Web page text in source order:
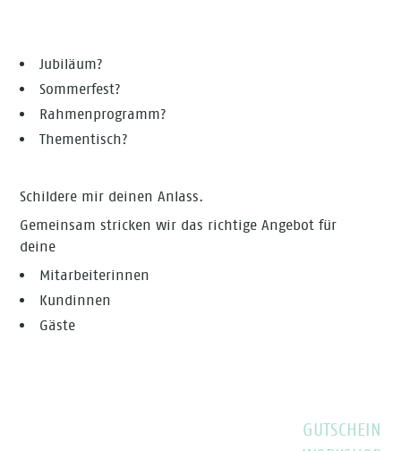
Jubiläum?
Sommerfest?
Rahmenprogramm?
Thementisch?
Schildere mir deinen Anlass.
Gemeinsam stricken wir das richtige Angebot für
deine
Mitarbeiterinnen
Kundinnen
Gäste
GUTSCHEIN